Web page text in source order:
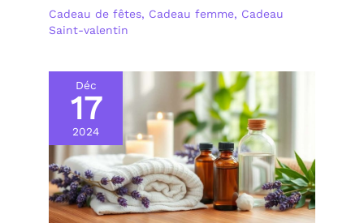
Cadeau de fêtes, Cadeau femme, Cadeau
Saint-valentin
Déc
17
2024